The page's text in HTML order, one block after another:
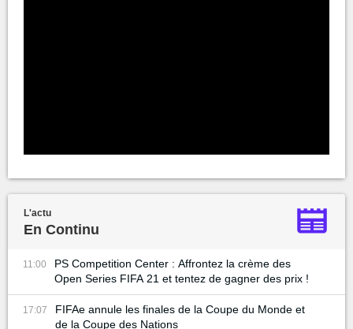
L'actu
En Continu
11:00
PS Competition Center : Affrontez la crème des
Open Series FIFA 21 et tentez de gagner des prix !
17:07
FIFAe annule les finales de la Coupe du Monde et
de la Coupe des Nations